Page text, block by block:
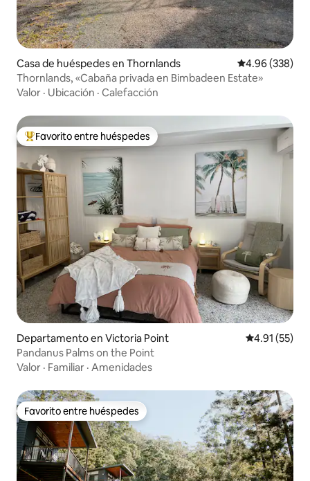
Casa de huéspedes en Thornlands Calificación
4.96 (338)
Thornlands, «Cabaña privada en Bimbadeen Estate»
Valor · Ubicación · Calefacción
De los mejores en Favorito entre huéspedes
Favorito entre huéspedes
Departamento en Victoria Point Calificación
4.91 (55)
Pandanus Palms on the Point
Valor · Familiar · Amenidades
Favorito entre huéspedes
Favorito entre huéspedes